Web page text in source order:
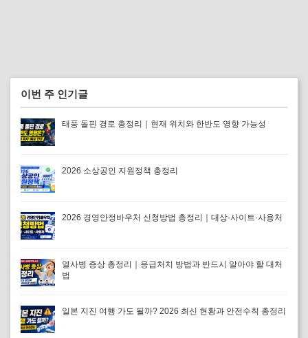
이번 주 인기글
태풍 돌핀 경로 총정리｜현재 위치와 한반도 영향 가능성
2026 소상공인 지원정책 총정리
2026 경영안정바우처 신청방법 총정리｜대상·사이트·사용처
열사병 증상 총정리｜응급처치 방법과 반드시 알아야 할 대처
법
일본 지진 여행 가도 될까? 2026 최신 현황과 안전수칙 총정리